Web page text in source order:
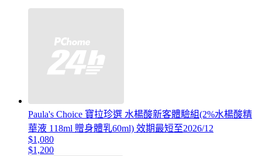
Paula's Choice 寶拉珍選 水楊酸新客體驗組(2%水楊酸精
華液 118ml 贈身體乳60ml) 效期最短至2026/12
$1,080
$1,200